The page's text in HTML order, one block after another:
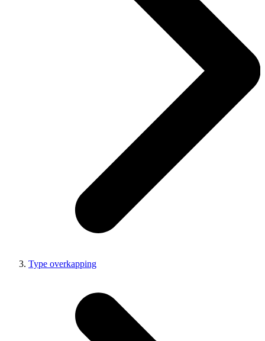
Type overkapping